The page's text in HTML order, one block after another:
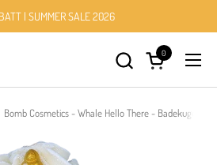
| SUMMER SALE 2026
Warenkorb
0
Bomb Cosmetics - Whale Hello There - Badekugel